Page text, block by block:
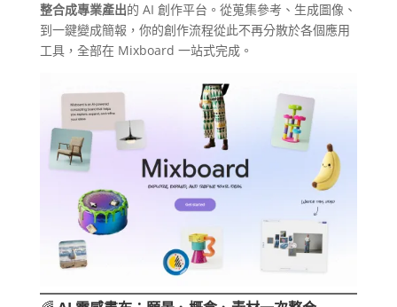
整合成專業產出的 AI 創作平台。從蒐集參考、生成圖像、
到一鍵變成簡報，你的創作流程從此不再分散於各個應用
工具，全部在 Mixboard 一站式完成。